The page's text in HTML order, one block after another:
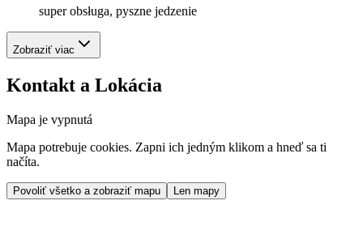
super obsługa, pyszne jedzenie
Zobraziť viac
Kontakt a Lokácia
Mapa je vypnutá
Mapa potrebuje cookies. Zapni ich jedným klikom a hneď sa ti
načíta.
Povoliť všetko a zobraziť mapu Len mapy